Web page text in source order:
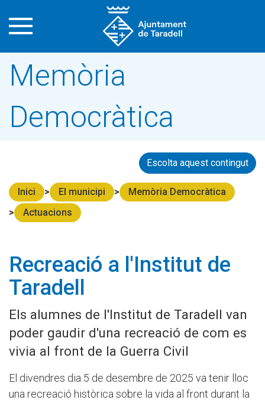
Memòria
Democràtica
Escolta aquest contingut
Inici El municipi
Memòria Democràtica
Actuacions
Recreació a l'Institut de
Taradell
Els alumnes de l'Institut de Taradell van
poder gaudir d'una recreació de com es
vivia al front de la Guerra Civil
El divendres dia 5 de desembre de 2025 va tenir lloc
una recreació històrica sobre la vida al front durant la